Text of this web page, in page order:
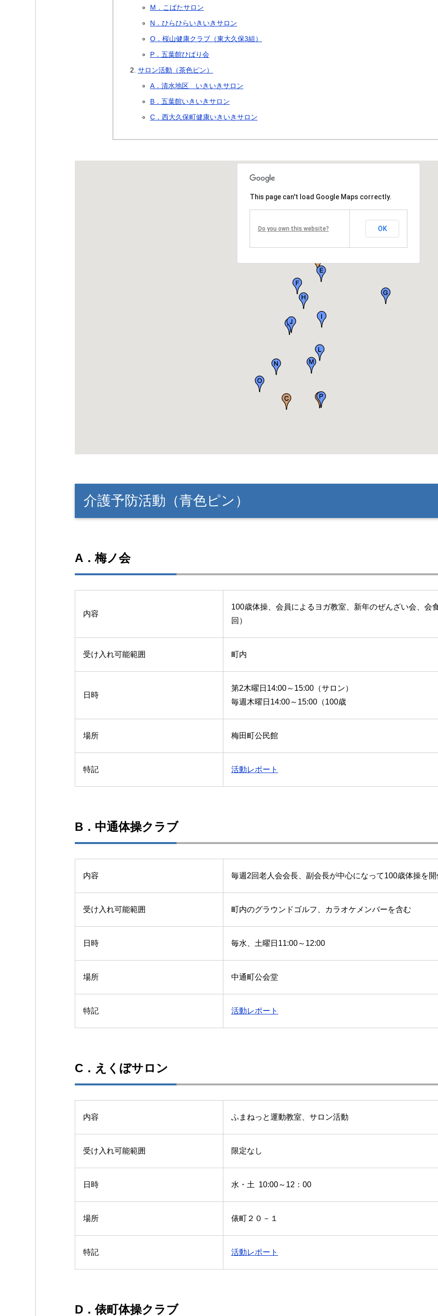
M．こばたサロン
N．ひらひらいきいきサロン
O．桜山健康クラブ（東大久保3組）
P．五葉館ひばり会
サロン活動（茶色ピン）
A．清水地区 いきいきサロン
B．五葉館いきいきサロン
C．西大久保町健康いきいきサロン
This page can't load Google Maps correctly.
Do you own this website? OK
介護予防活動（青色ピン）
A．梅ノ会
内容
100歳体操、会員によるヨガ教室、新年のぜんざい会、会
回）
受け入れ可能範囲 町内
日時
第2木曜日14:00～15:00（サロン）
毎週木曜日14:00～15:00（100歳
場所 梅田町公民館
特記 活動レポート
B．中通体操クラブ
内容 毎週2回老人会会長、副会長が中心になって100歳体操を開
受け入れ可能範囲 町内のグラウンドゴルフ、カラオケメンバーを含む
日時 毎水、土曜日11:00～12:00
場所 中通町公会堂
特記 活動レポート
C．えくぼサロン
内容 ふまねっと運動教室、サロン活動
受け入れ可能範囲 限定なし
日時 水・土 10:00～12：00
場所 俵町２０－１
特記 活動レポート
D．俵町体操クラブ